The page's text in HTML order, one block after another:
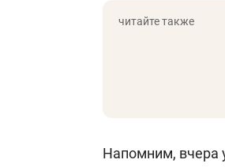
Напомним, вчера